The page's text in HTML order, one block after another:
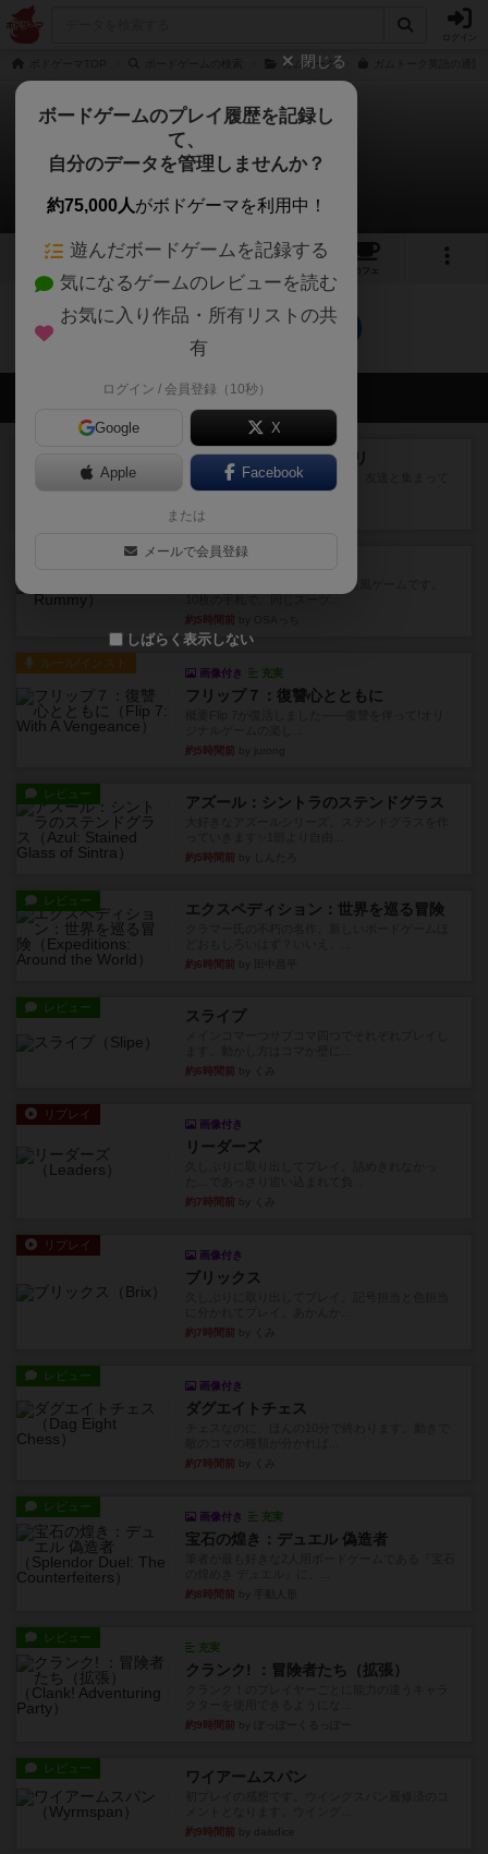
ガムトーク
ガムトーク英語
0件のルール/インスト
カフェ
ガムトーク英語のトップに戻る
会員の新しい投稿
ナンジャモンジャ・ミドリ
私は吃音を持っているのですが、友達と集まって
このゲームをした際、3ゲー...
約3時間前
トランプで遊べる2人対戦の麻雀風ゲームです。
約5時間前
ルール/インスト
画像付き 充実
フリップ７：復讐心とともに
約5時間前
レビュー アズール：シントラのステンドグラス
約5時間前
レビュー エクスペディション：世界を巡る冒険
約6時間前
レビュー スライプ
約6時間前
リプレイ
画像付き
リーダーズ
約7時間前
リプレイ
画像付き
ブリックス
約7時間前
レビュー
画像付き
ダグエイトチェス
約7時間前
レビュー
画像付き 充実
宝石の煌き：デュエル 偽造者
約8時間前
レビュー
充実
クランク! ：冒険者たち（拡張）
約9時間前
レビュー ワイアームスパン
約9時間前
閉じる
ボードゲームのプレイ履歴を記録し
て、
自分のデータを管理しませんか？
約75,000人がボドゲーマを利用中！
遊んだボードゲームを記録する
気になるゲームのレビューを読む
お気に入り作品・所有リストの共
有
ログイン / 会員登録（10秒）
Google X
Apple Facebook
または
メールで会員登録
しばらく表示しない